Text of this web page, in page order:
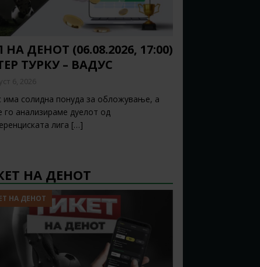
ДЕНОТ (06.08.2026, 17:00)
ТУРКУ – ВАДУС
6, 2026
има солидна понуда за обложување, а
го анализираме дуелот од
лига […]
НА ДЕНОТ
НА ДЕНОТ